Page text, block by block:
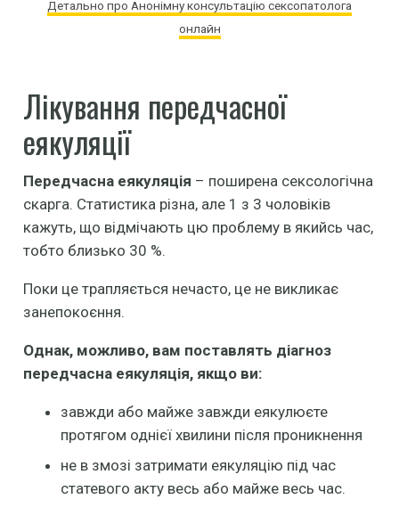
Детально про Анонімну консультацію сексопатолога
онлайн
Лікування передчасної
еякуляції
Передчасна еякуляція – поширена сексологічна
скарга. Статистика різна, але 1 з 3 чоловіків
кажуть, що відмічають цю проблему в якийсь час,
тобто близько 30 %.
Поки це трапляється нечасто, це не викликає
занепокоєння.
Однак, можливо, вам поставлять діагноз
передчасна еякуляція, якщо ви:
завжди або майже завжди еякулюєте
протягом однієї хвилини після проникнення
не в змозі затримати еякуляцію під час
статевого акту весь або майже весь час.